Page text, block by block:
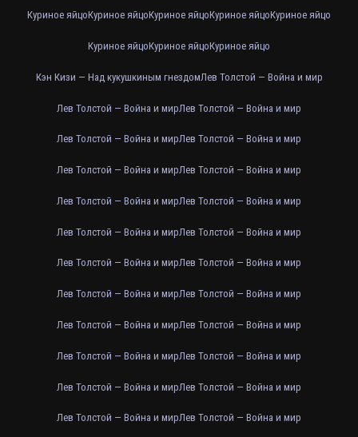
Куриное яйцоКуриное яйцоКуриное яйцоКуриное яйцоКуриное яйцо
Куриное яйцоКуриное яйцоКуриное яйцо
Кэн Кизи — Над кукушкиным гнездомЛев Толстой — Война и мир
Лев Толстой — Война и мирЛев Толстой — Война и мир
Лев Толстой — Война и мирЛев Толстой — Война и мир
Лев Толстой — Война и мирЛев Толстой — Война и мир
Лев Толстой — Война и мирЛев Толстой — Война и мир
Лев Толстой — Война и мирЛев Толстой — Война и мир
Лев Толстой — Война и мирЛев Толстой — Война и мир
Лев Толстой — Война и мирЛев Толстой — Война и мир
Лев Толстой — Война и мирЛев Толстой — Война и мир
Лев Толстой — Война и мирЛев Толстой — Война и мир
Лев Толстой — Война и мирЛев Толстой — Война и мир
Лев Толстой — Война и мирЛев Толстой — Война и мир